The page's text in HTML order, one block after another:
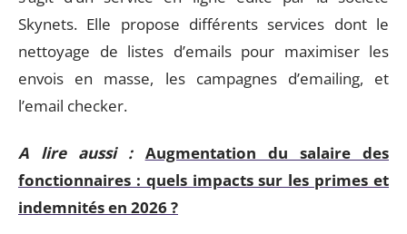
Skynets. Elle propose différents services dont le
nettoyage de listes d’emails pour maximiser les
envois en masse, les campagnes d’emailing, et
l’email checker.
A lire aussi : Augmentation du salaire des
fonctionnaires : quels impacts sur les primes et
indemnités en 2026 ?